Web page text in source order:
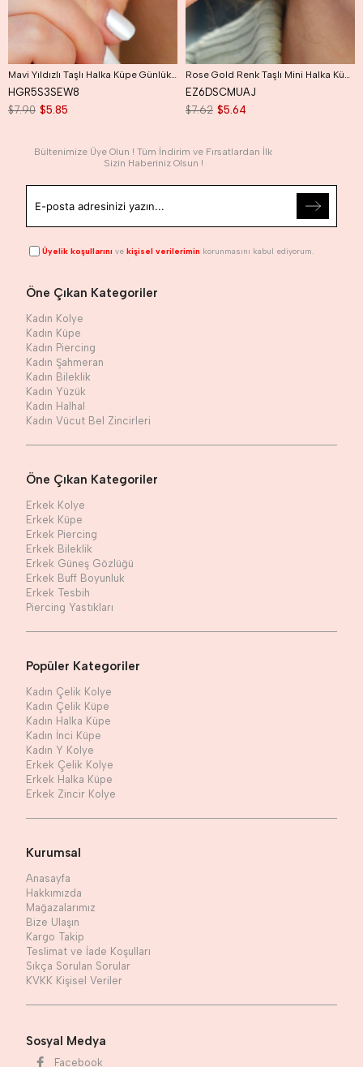
HGR5S3SEW8
$5.85
$7.90
EZ6DSCMUAJ
$5.64
$7.62
Bültenimize Üye Olun ! Tüm İndirim ve Fırsatlardan İlk
Sizin Haberiniz Olsun !
Üyelik koşullarını vekişisel verilerimin korunmasını kabul ediyorum.
Öne Çıkan Kategoriler
Kadın Kolye
Kadın Küpe
Kadın Piercing
Kadın Şahmeran
Kadın Bileklik
Kadın Yüzük
Kadın Halhal
Kadın Vücut Bel Zincirleri
Öne Çıkan Kategoriler
Erkek Kolye
Erkek Küpe
Erkek Piercing
Erkek Bileklik
Erkek Güneş Gözlüğü
Erkek Buff Boyunluk
Erkek Tesbih
Piercing Yastıkları
Popüler Kategoriler
Kadın Çelik Kolye
Kadın Çelik Küpe
Kadın Halka Küpe
Kadın İnci Küpe
Kadın Y Kolye
Erkek Çelik Kolye
Erkek Halka Küpe
Erkek Zincir Kolye
Kurumsal
Anasayfa
Hakkımızda
Mağazalarımız
Bize Ulaşın
Kargo Takip
Teslimat ve İade Koşulları
Sıkça Sorulan Sorular
KVKK Kişisel Veriler
Sosyal Medya
Facebook